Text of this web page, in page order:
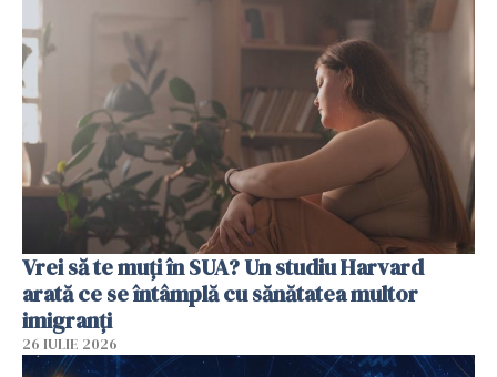
Vrei să te muți în SUA? Un studiu Harvard
arată ce se întâmplă cu sănătatea multor
imigranți
26 IULIE 2026